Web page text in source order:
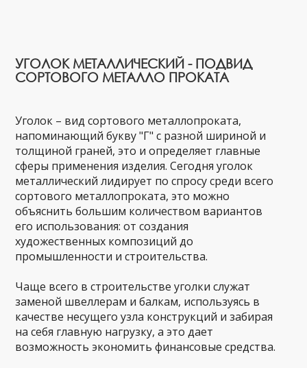
УГОЛОК МЕТАЛЛИЧЕСКИЙ - ПОДВИД
СОРТОВОГО МЕТАЛЛО ПРОКАТА
Уголок – вид сортового металлопроката,
напоминающий букву "Г" с разной шириной и
толщиной граней, это и определяет главные
сферы применения изделия. Сегодня уголок
металлический лидирует по спросу среди всего
сортового металлопроката, это можно
объяснить большим количеством вариантов
его использования: от создания
художественных композиций до
промышленности и строительства.
Чаще всего в строительстве уголки служат
заменой швеллерам и балкам, используясь в
качестве несущего узла конструкций и забирая
на себя главную нагрузку, а это дает
возможность экономить финансовые средства.